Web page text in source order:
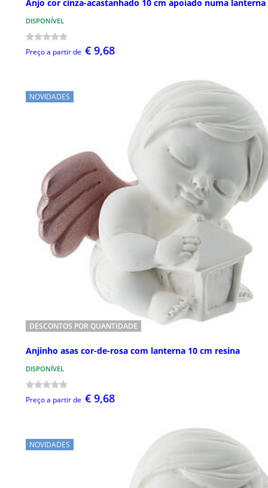
Anjo cor cinza-acastanhado 10 cm apoiado numa lanterna
DISPONÍVEL
Preço a partir de € 9,68
NOVIDADES
DESCONTOS POR QUANTIDADE
Anjinho asas cor-de-rosa com lanterna 10 cm resina
DISPONÍVEL
Preço a partir de € 9,68
NOVIDADES